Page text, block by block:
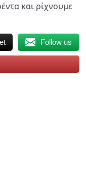
και ρίχνουμε
Follow us